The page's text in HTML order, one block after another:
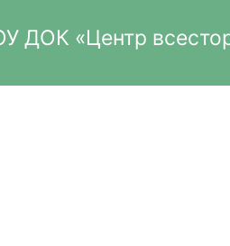
ДОК «Центр